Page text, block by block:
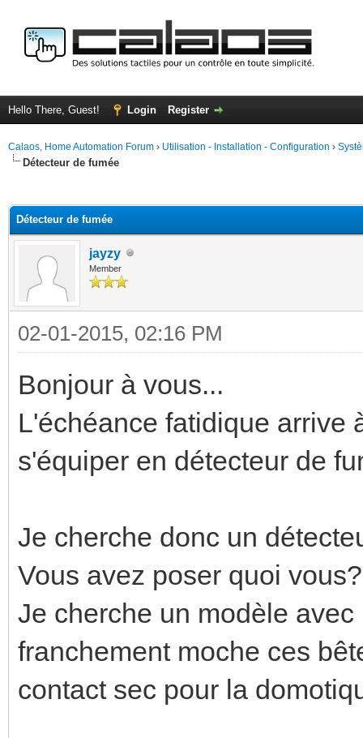
Hello There, Guest! Login Register
Calaos, Home Automation Forum › Utilisation - Installation - Configuration ›
Détecteur de fumée
Détecteur de fumée
jayzy
Member
02-01-2015, 02:16 PM
Bonjour à vous...
L'échéance fatidique arrive
s'équiper en détecteur de
Je cherche donc un
Vous avez poser quoi vous?
Je cherche un modèle
franchement moche ces
contact sec pour la